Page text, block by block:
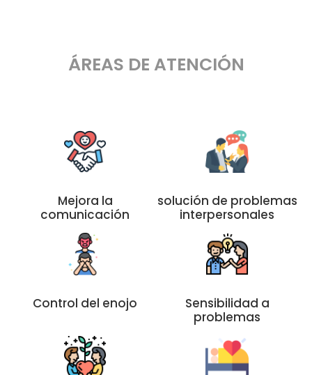
ÁREAS DE ATENCIÓN
Mejora la
comunicación
solución de problemas
interpersonales
Control del enojo
Sensibilidad a
problemas